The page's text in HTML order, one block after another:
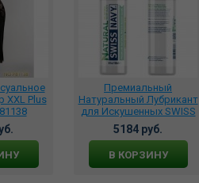
XXL Plus
Премиальный
Натуральный Лубрикант
для Искушенных SWISS
NAVY ALL NATURAL 118
мл., SNNAT4
5184 руб.
В КОРЗИНУ